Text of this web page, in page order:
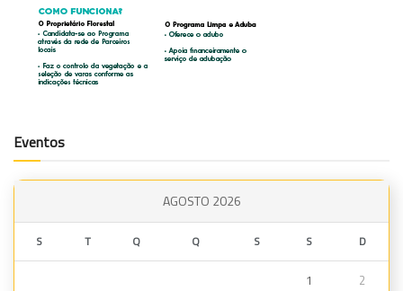
Eventos
AGOSTO 2026
S T Q Q S S D
1 2